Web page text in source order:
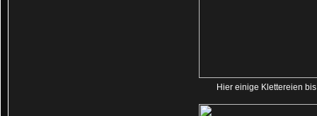
Hier einige Klettereien